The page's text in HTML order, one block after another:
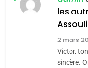
les
2 mars
Victor,
sincère.